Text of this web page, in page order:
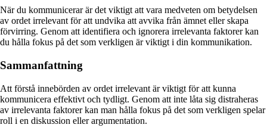
När du kommunicerar är det viktigt att vara medveten om betydelsen
av ordet irrelevant för att undvika att avvika från ämnet eller skapa
förvirring. Genom att identifiera och ignorera irrelevanta faktorer kan
du hålla fokus på det som verkligen är viktigt i din kommunikation.
Sammanfattning
Att förstå innebörden av ordet irrelevant är viktigt för att kunna
kommunicera effektivt och tydligt. Genom att inte låta sig distraheras
av irrelevanta faktorer kan man hålla fokus på det som verkligen spelar
roll i en diskussion eller argumentation.